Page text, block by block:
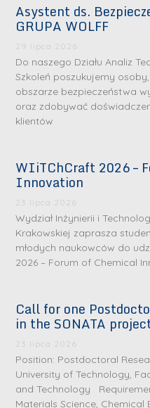
Asystent ds.
GRUPA WOLFF
29 lipca 2026
Do naszego Działu Analiz
Szkoleń poszukujemy
obszarze bezpieczeństwa
oraz zdobywać
klientów
WIiTChCraft 2026 –
Innovation
23 lipca 2026
Wydział Inżynierii i
Krakowskiej zaprasza
młodych naukowców do
2026 – Forum of Chemical
Call for one
in the SONATA
23 lipca 2026
Position: Postdoctoral
University of Technology,
and Technology
Materials Science, Chemical